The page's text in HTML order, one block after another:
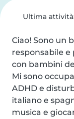
Ultima
Ciao! Sono un
responsabile e
con bambini
Mi sono
ADHD e
italiano e
musica e